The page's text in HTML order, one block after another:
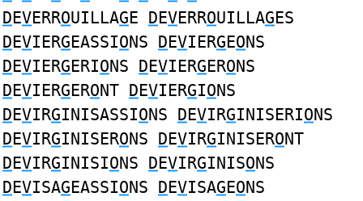
DEVERROUILLAGE DEVERROUILLAGES
DEVIERGEASSIONS DEVIERGEONS
DEVIERGERIONS DEVIERGERONS
DEVIERGERONT DEVIERGIONS
DEVIRGINISASSIONS DEVIRGINISERIONS
DEVIRGINISERONS DEVIRGINISERONT
DEVIRGINISIONS DEVIRGINISONS
DEVISAGEASSIONS DEVISAGEONS